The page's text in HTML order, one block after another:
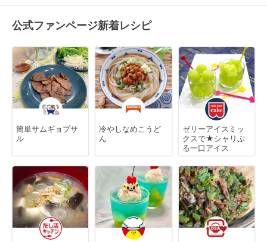
公式ファンページ新着レシピ
簡単サムギョプサ
ル
冷やしなめこうど
ん
ゼリーアイスミッ
クスで★シャリぷ
る一口アイス